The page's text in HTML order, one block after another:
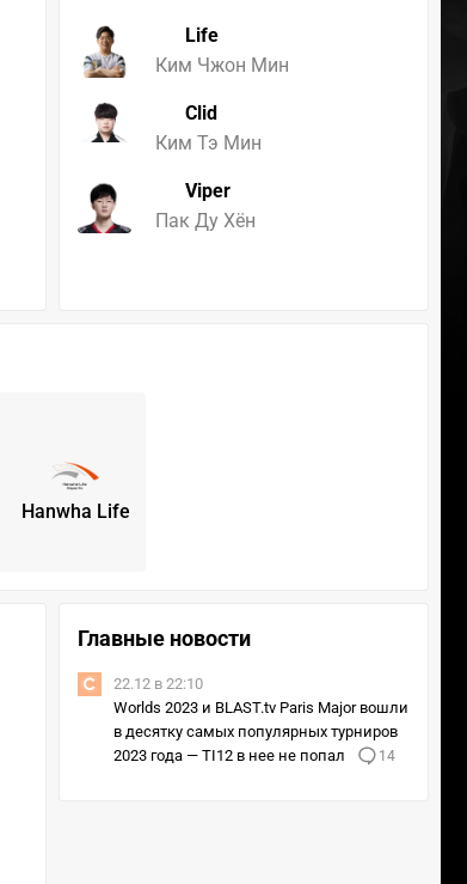
Life
Ким Чжон Мин
Clid
Ким Тэ Мин
Viper
Пак Ду Хён
Hanwha Life
Главные новости
22.12 в 22:10
Worlds 2023 и BLAST.tv Paris Major вошли
в десятку самых популярных турниров
2023 года — TI12 в нее не попал
14